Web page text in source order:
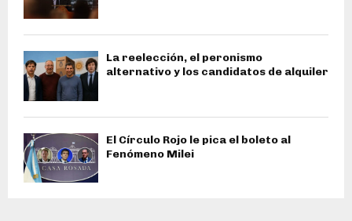
La reelección, el peronismo
alternativo y los candidatos de alquiler
El Círculo Rojo le pica el boleto al
Fenómeno Milei